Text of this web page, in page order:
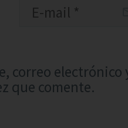
correo electrónico
que comente.